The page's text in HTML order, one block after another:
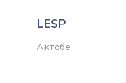
LESP
Актобе